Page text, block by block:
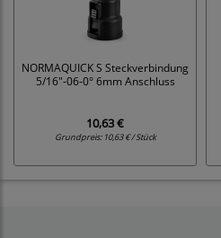
NORMAQUICK S Steckverbindung
5/16"-06-0° 6mm Anschluss
10,63 €
Grundpreis: 10,63 € / Stück